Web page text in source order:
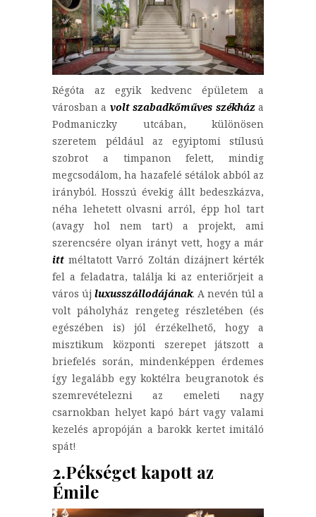
Régóta az egyik kedvenc épületem a
városban a volt szabadkőműves székháza
Podmaniczky utcában, különösen
szeretem például az egyiptomi stílusú
szobrot a timpanon felett, mindig
megcsodálom, ha hazafelé sétálok abból az
irányból. Hosszú évekig állt bedeszkázva,
néha lehetett olvasni arról, épp hol tart
(avagy hol nem tart) a projekt, ami
szerencsére olyan irányt vett, hogy a már
itt méltatott Varró Zoltán dizájnert kérték
fel a feladatra, találja ki az enteriőrjeit a
város új luxusszállodájának. A nevén túl a
volt páholyház rengeteg részletében (és
egészében is) jól érzékelhető, hogy a
misztikum központi szerepet játszott a
briefelés során, mindenképpen érdemes
így legalább egy koktélra beugranotok és
szemrevételezni az emeleti nagy
csarnokban helyet kapó bárt vagy valami
kezelés apropóján a barokk kertet imitáló
spát!
2.Pékséget kapott az
Émile